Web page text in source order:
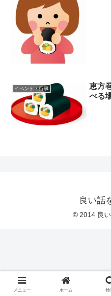
イベント・行事
恵方
べる
良い話
© 2014 良い
メニュー ホーム 検